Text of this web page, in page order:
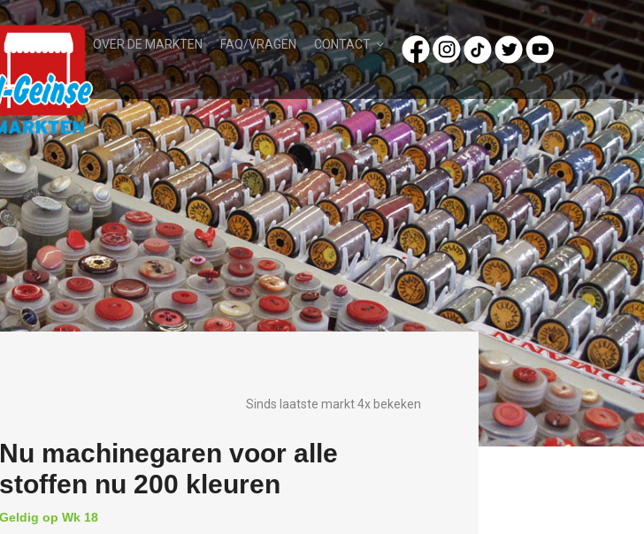
OVER DE MARKTEN FAQ/VRAGEN CONTACT
Sinds laatste markt 4x bekeken
Nu machinegaren voor alle
stoffen nu 200 kleuren
Geldig op Wk 18